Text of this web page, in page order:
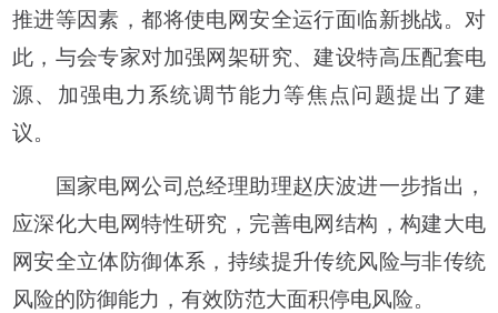
推进等因素，都将使电网安全运行面临新挑战。对
此，与会专家对加强网架研究、建设特高压配套电
源、加强电力系统调节能力等焦点问题提出了建
议。
国家电网公司总经理助理赵庆波进一步指出，
应深化大电网特性研究，完善电网结构，构建大电
网安全立体防御体系，持续提升传统风险与非传统
风险的防御能力，有效防范大面积停电风险。